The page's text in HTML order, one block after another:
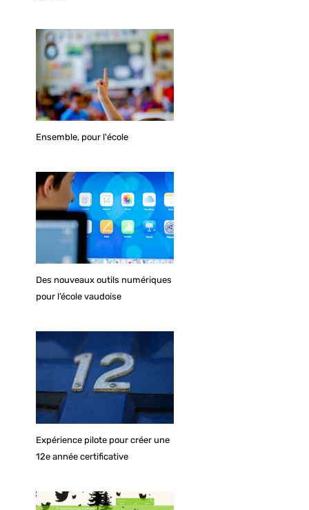
Ensemble, pour l'école
Des nouveaux outils numériques
pour l’école vaudoise
Expérience pilote pour créer une
12e année certificative